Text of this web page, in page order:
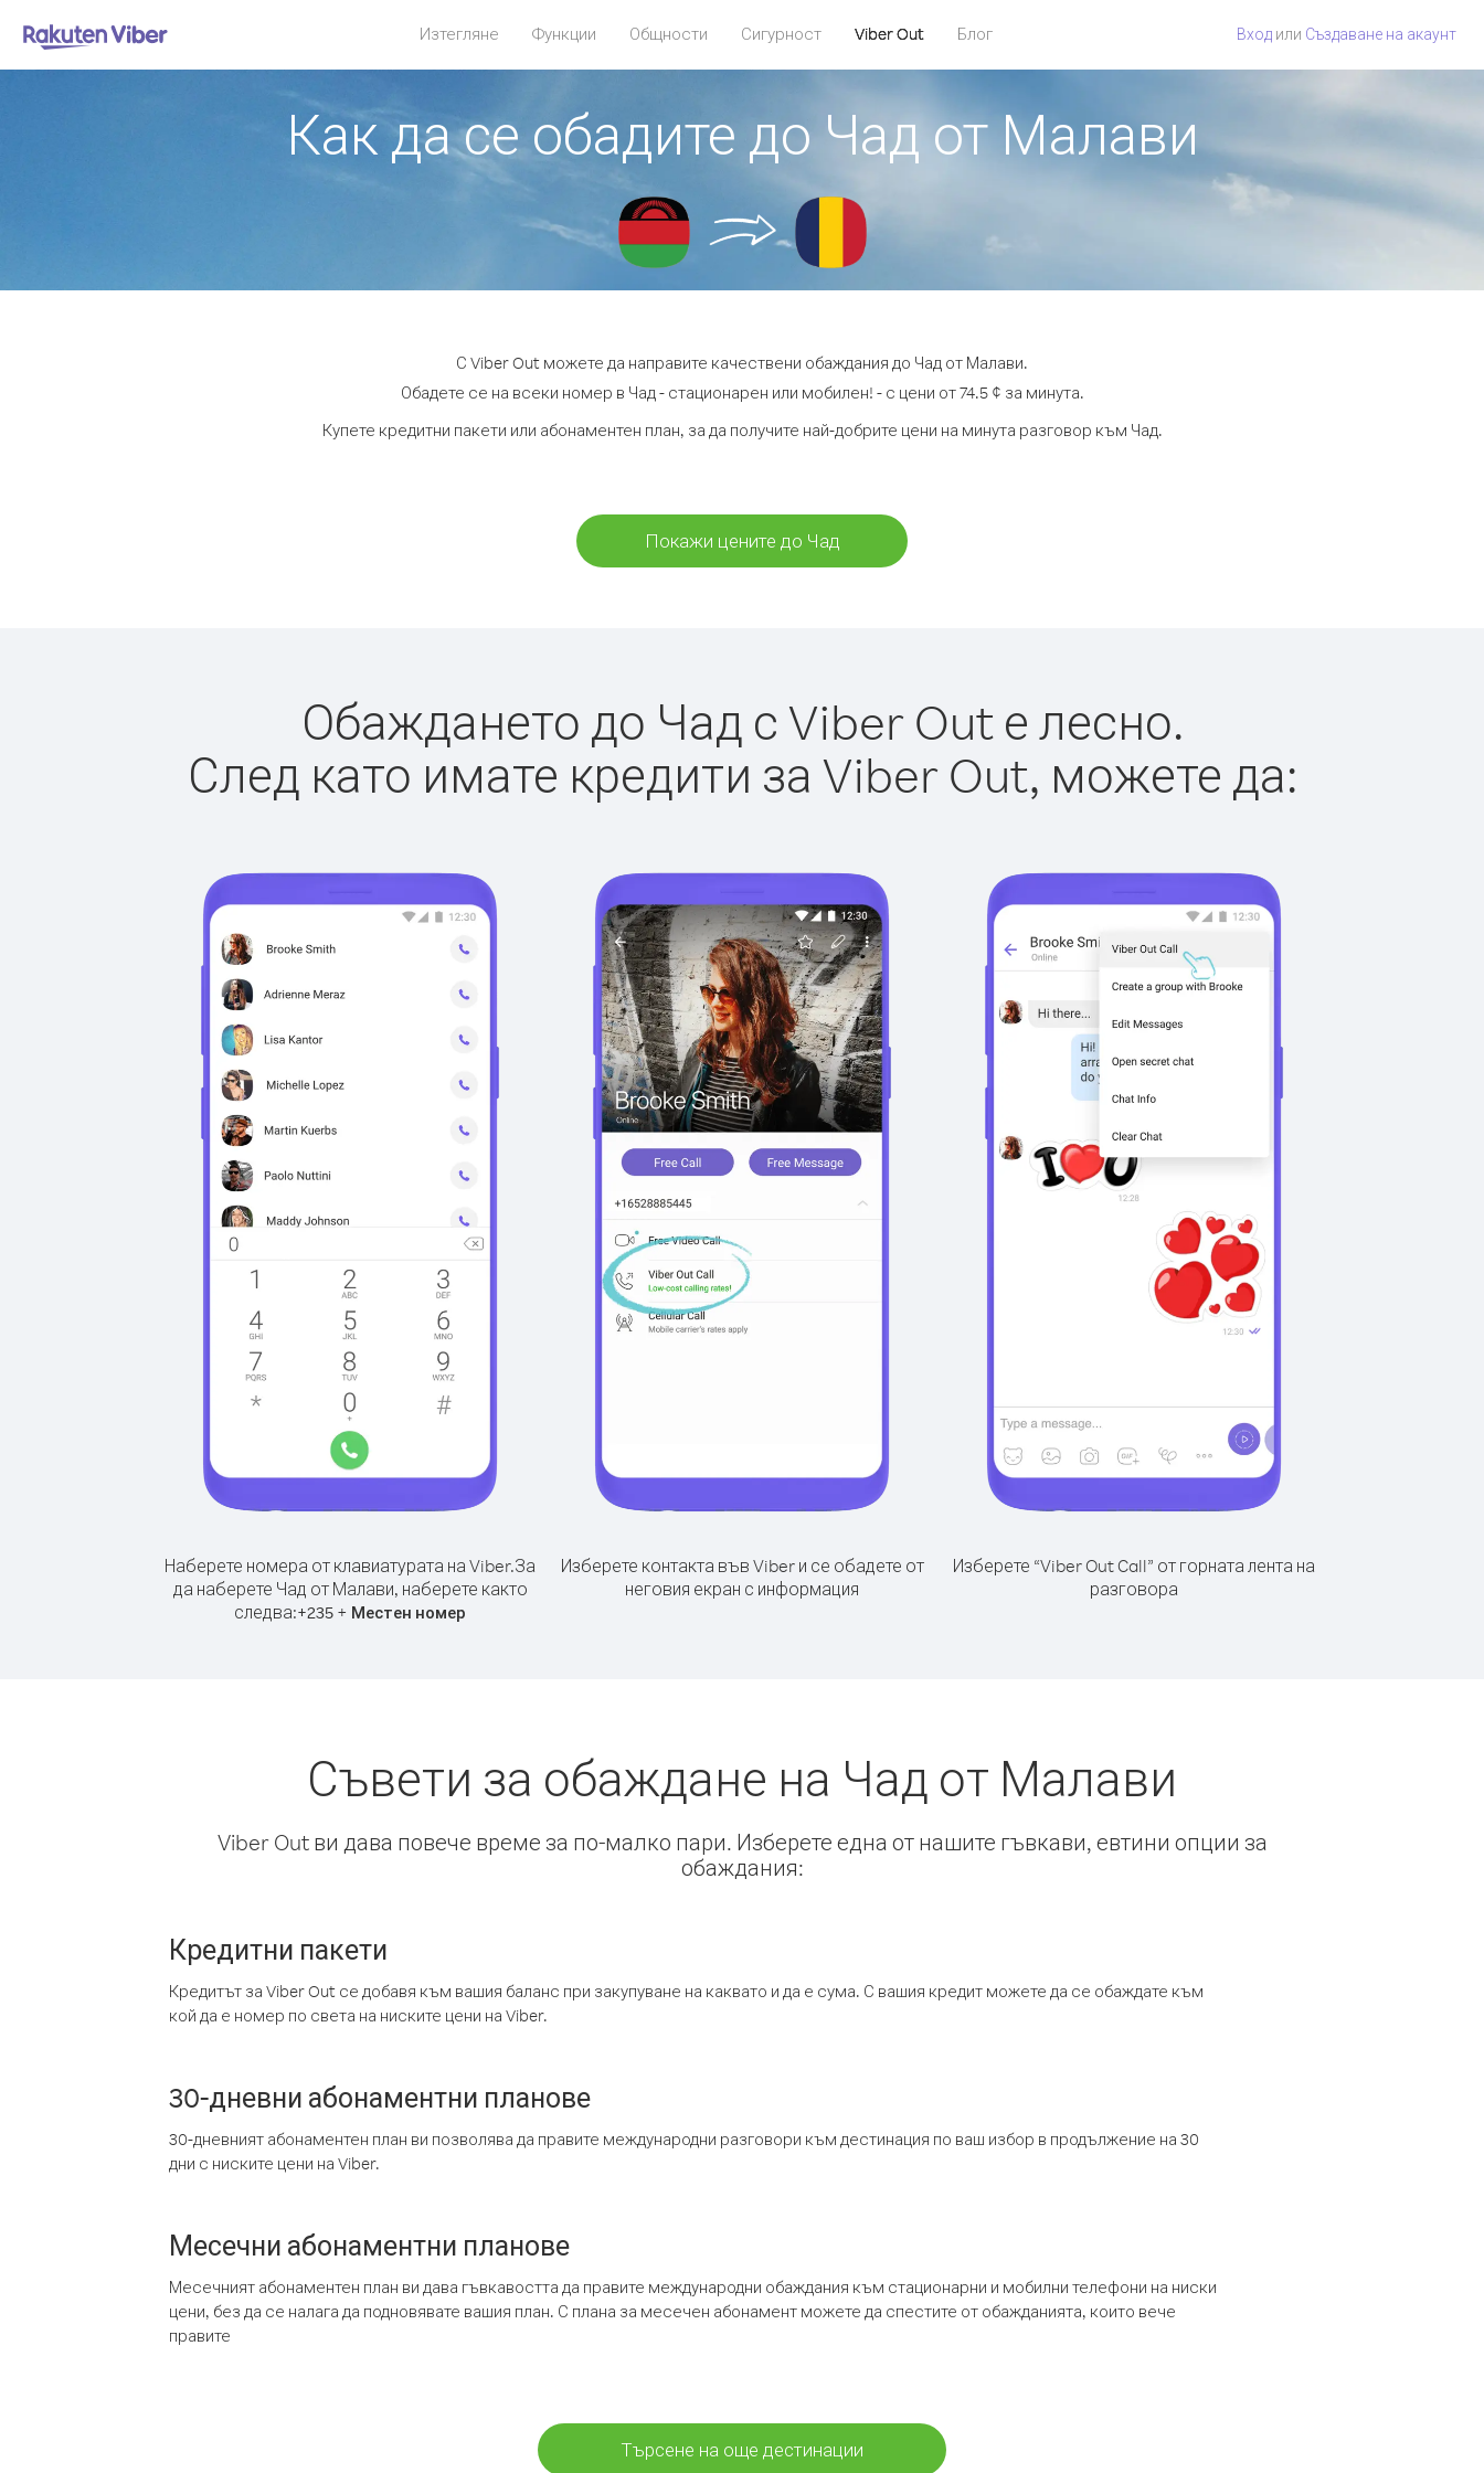
Изтегляне Функции Общности Сигурност Viber Out Блог Вход или Създаване на акаунт
Как да се обадите до Чад от Малави
С Viber Out можете да направите качествени обаждания до Чад от Малави.
Обадете се на всеки номер в Чад - стационарен или мобилен! - с цени от 74.5 ¢ за минута.
Купете кредитни пакети или абонаментен план, за да получите най-добрите цени на минута разговор към Чад.
Покажи цените до Чад
Обаждането до Чад с Viber Out е лесно.
След като имате кредити за Viber Out, можете да:
Наберете номера от клавиатурата на Viber.За
да наберете Чад от Малави, наберете както
следва:+235 + Местен номер
Изберете контакта във Viber и се обадете от
неговия екран с информация
Изберете “Viber Out Call” от горната лента на
разговора
Съвети за обаждане на Чад от Малави
Viber Out ви дава повече време за по-малко пари. Изберете една от нашите гъвкави, евтини опции за
обаждания:
Кредитни пакети
Кредитът за Viber Out се добавя към вашия баланс при закупуване на каквато и да е сума. С вашия кредит можете да се обаждате към
кой да е номер по света на ниските цени на Viber.
30-дневни абонаментни планове
30-дневният абонаментен план ви позволява да правите международни разговори към дестинация по ваш избор в продължение на 30
дни с ниските цени на Viber.
Месечни абонаментни планове
Месечният абонаментен план ви дава гъвкавостта да правите международни обаждания към стационарни и мобилни телефони на ниски
цени, без да се налага да подновявате вашия план. С плана за месечен абонамент можете да спестите от обажданията, които вече
правите
Търсене на още дестинации